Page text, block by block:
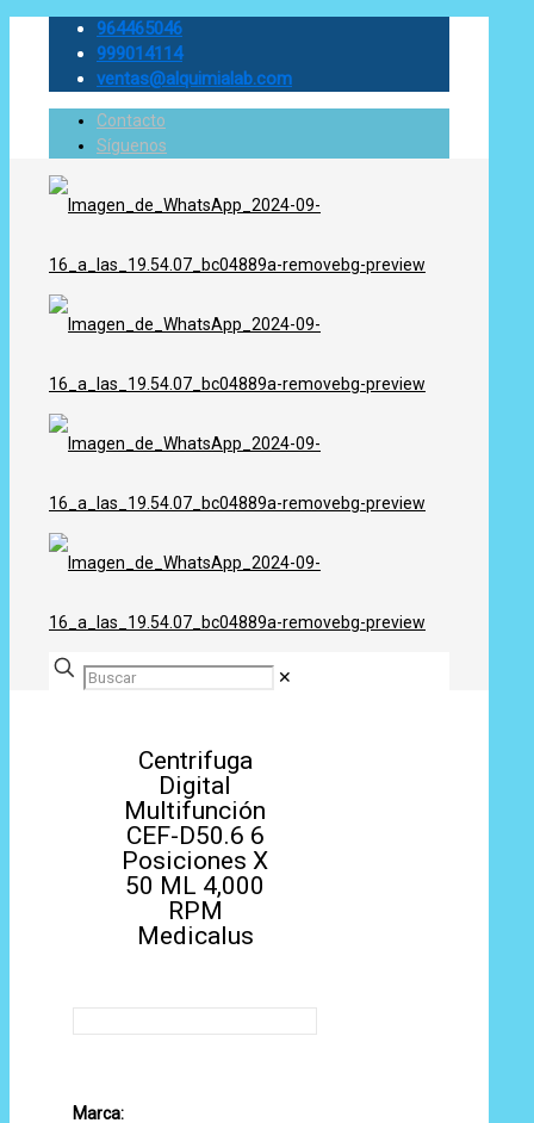
964465046
999014114
ventas@alquimialab.com
Contacto
Síguenos
✕
Centrifuga
Digital
Multifunción
CEF-D50.6 6
Posiciones X
50 ML 4,000
RPM
Medicalus
Marca: